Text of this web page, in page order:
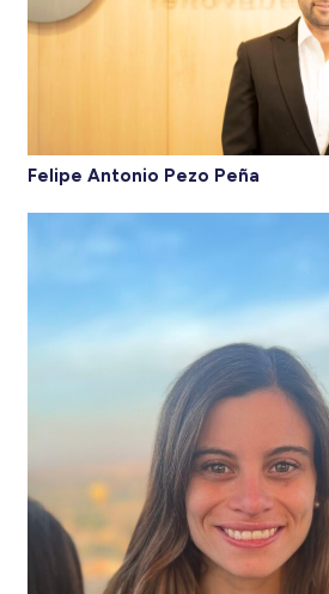
Felipe Antonio Pezo Peña